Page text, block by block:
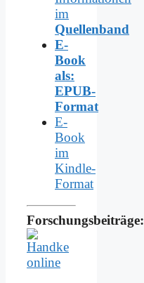
im
Quellenband
E-
Book
als:
EPUB-
Format
E-
Book
im
Kindle-
Format
Forschungsbeiträge: